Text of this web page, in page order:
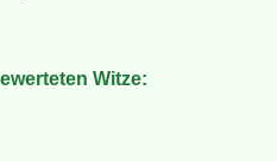
Witze: